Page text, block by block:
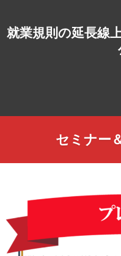
就業規則の延長線
セミナー